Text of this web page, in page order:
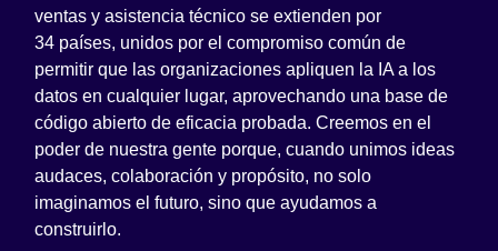
ventas y asistencia técnico se extienden por
34 países, unidos por el compromiso común de
permitir que las organizaciones apliquen la IA a los
datos en cualquier lugar, aprovechando una base de
código abierto de eficacia probada. Creemos en el
poder de nuestra gente porque, cuando unimos ideas
audaces, colaboración y propósito, no solo
imaginamos el futuro, sino que ayudamos a
construirlo.